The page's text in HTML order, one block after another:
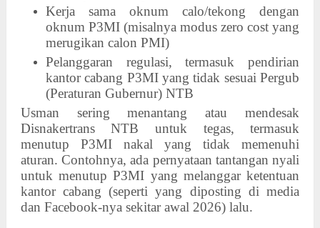
Kerja sama oknum calo/tekong dengan
oknum P3MI (misalnya modus zero cost yang
merugikan calon PMI)
Pelanggaran regulasi, termasuk pendirian
kantor cabang P3MI yang tidak sesuai Pergub
(Peraturan Gubernur) NTB
Usman sering menantang atau mendesak
Disnakertrans NTB untuk tegas, termasuk
menutup P3MI nakal yang tidak memenuhi
aturan. Contohnya, ada pernyataan tantangan nyali
untuk menutup P3MI yang melanggar ketentuan
kantor cabang (seperti yang diposting di media
dan Facebook-nya sekitar awal 2026) lalu.